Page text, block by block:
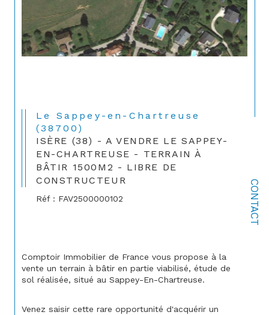
CONTACT
Le Sappey-en-Chartreuse
(38700)
ISÈRE (38) - A VENDRE LE SAPPEY-
EN-CHARTREUSE - TERRAIN À
BÂTIR 1500M2 - LIBRE DE
CONSTRUCTEUR
Réf : FAV2500000102
Comptoir Immobilier de France vous propose à la
vente un terrain à bâtir en partie viabilisé, étude de
sol réalisée, situé au Sappey-En-Chartreuse.
Venez saisir cette rare opportunité d'acquérir un